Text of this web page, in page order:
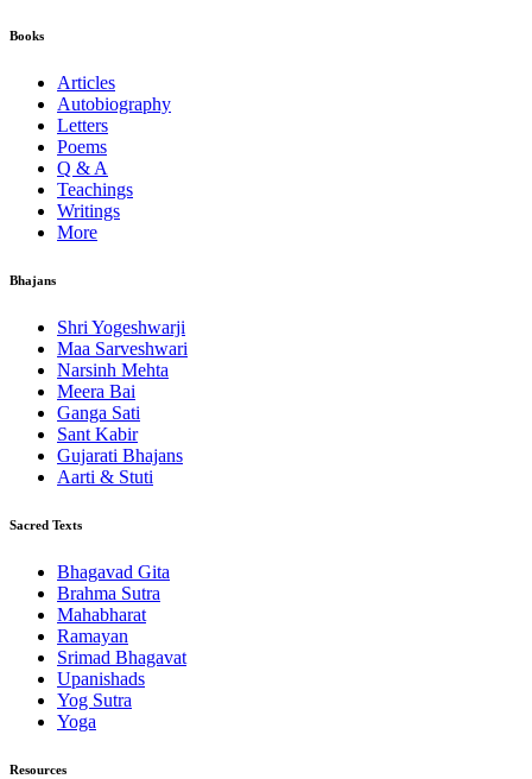
Books
Articles
Autobiography
Letters
Poems
Q & A
Teachings
Writings
More
Bhajans
Shri Yogeshwarji
Maa Sarveshwari
Narsinh Mehta
Meera Bai
Ganga Sati
Sant Kabir
Gujarati Bhajans
Aarti & Stuti
Sacred Texts
Bhagavad Gita
Brahma Sutra
Mahabharat
Ramayan
Srimad Bhagavat
Upanishads
Yog Sutra
Yoga
Resources